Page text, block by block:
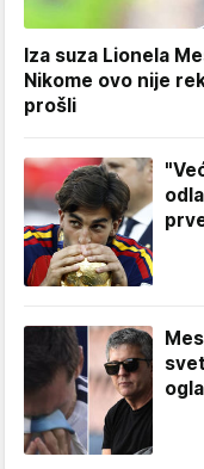
Iza suza Lionela
Nikome ovo nije
prošli